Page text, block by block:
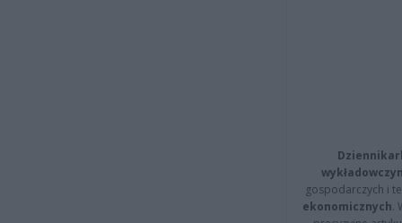
gospodarczych i
ekonomicznych.